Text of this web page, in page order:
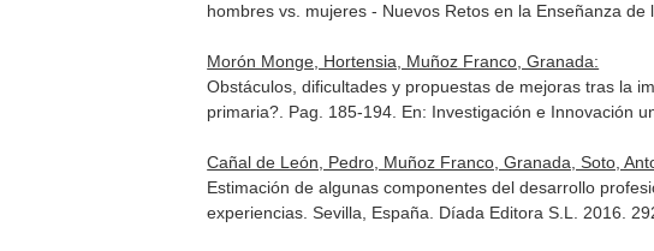
hombres vs. mujeres - Nuevos Retos en la Enseñanza de
Morón Monge, Hortensia, Muñoz Franco, Granada:
Obstáculos, dificultades y propuestas de mejoras tras la
primaria?. Pag. 185-194. En: Investigación e Innovación
Cañal de León, Pedro, Muñoz Franco, Granada, Soto,
Estimación de algunas componentes del desarrollo
experiencias . Sevilla, España. Díada Editora S.L. 2016.